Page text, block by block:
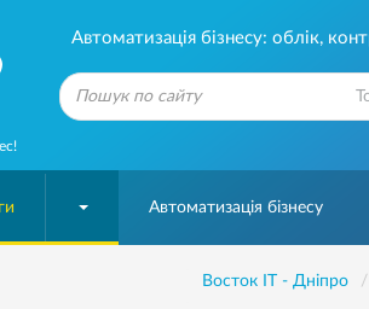
Автоматизація бізнесу: облік,
Автоматизація бізнесу
Восток IT - Дніпро